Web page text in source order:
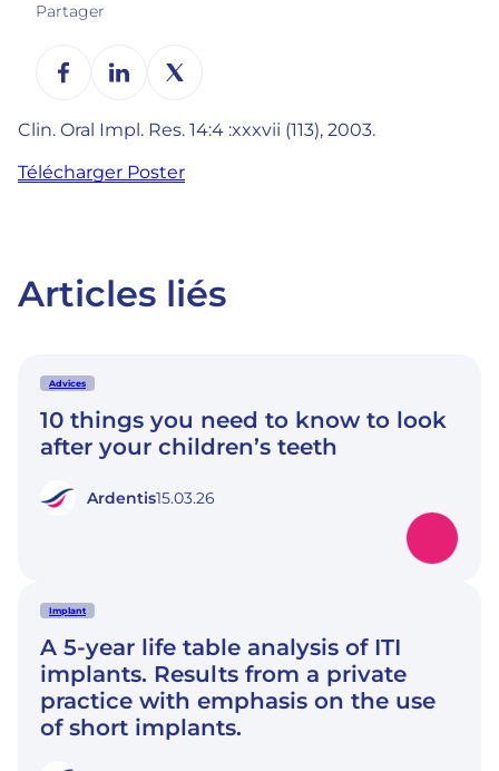
Partager
Clin. Oral Impl. Res. 14:4 :xxxvii (113), 2003.
Télécharger Poster
Articles liés
Advices
10 things you need to know to look
after your children’s teeth
Ardentis15.03.26
Implant
A 5-year life table analysis of ITI
implants. Results from a private
practice with emphasis on the use
of short implants.